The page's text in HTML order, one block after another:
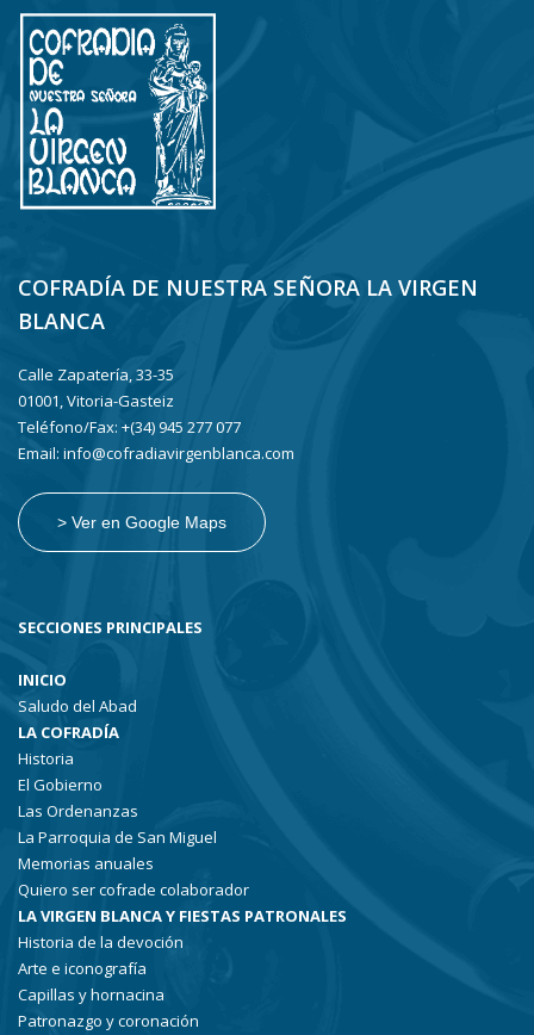
COFRADÍA DE NUESTRA SEÑORA LA VIRGEN
BLANCA
Calle Zapatería, 33-35
01001, Vitoria-Gasteiz
Teléfono/Fax: +(34) 945 277 077
Email: info@cofradiavirgenblanca.com
> Ver en Google Maps
SECCIONES PRINCIPALES
INICIO
Saludo del Abad
LA COFRADÍA
Historia
El Gobierno
Las Ordenanzas
La Parroquia de San Miguel
Memorias anuales
Quiero ser cofrade colaborador
LA VIRGEN BLANCA Y FIESTAS PATRONALES
Historia de la devoción
Arte e iconografía
Capillas y hornacina
Patronazgo y coronación